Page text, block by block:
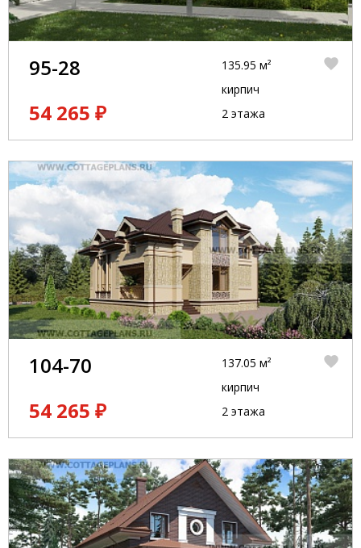
95-28
54 265 ₽
135.95 м²
кирпич
2 этажа
104-70
54 265 ₽
137.05 м²
кирпич
2 этажа